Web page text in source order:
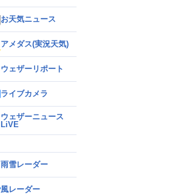
お天気ニュース
アメダス(実況天気)
ウェザーリポート
ライブカメラ
ウェザーニュース
LiVE
雨雪レーダー
風レーダー